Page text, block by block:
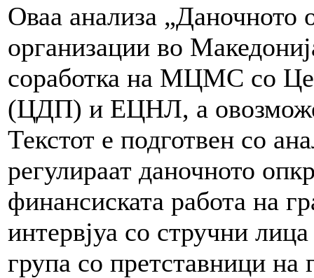
Оваа анализа „Даночното
организации во
соработка на МЦМС со
(ЦДП) и ЕЦНЛ, а
Текстот е подготвен со
регулираат даночното
финансиската работа на
интервјуа со стручни
група со претставници на